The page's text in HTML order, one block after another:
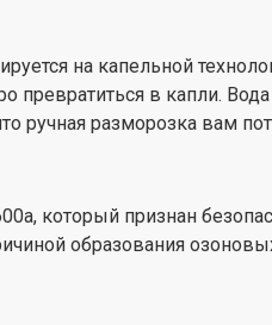
на капельной
в капли.
ручная разморозка вам
который признан
образования